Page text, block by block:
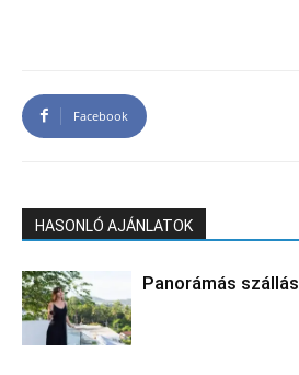
Facebook
HASONLÓ AJÁNLATOK
Panorámás szállás